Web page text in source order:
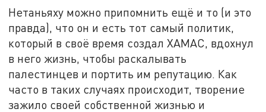
Нетаньяху можно припомнить ещё и то (и это
правда), что он и есть тот самый политик,
который в своё время создал ХАМАС, вдохнул
в него жизнь, чтобы раскалывать
палестинцев и портить им репутацию. Как
часто в таких случаях происходит, творение
зажило своей собственной жизнью и